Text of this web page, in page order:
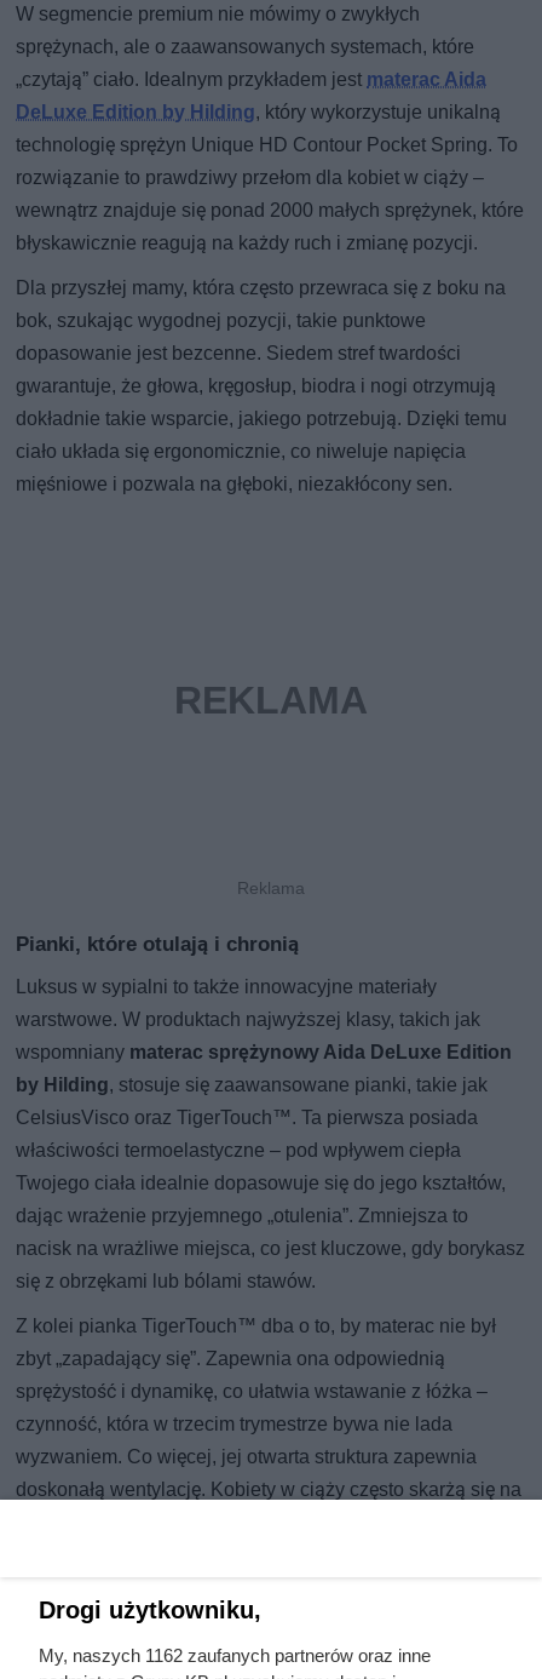
W segmencie premium nie mówimy o zwykłych
sprężynach, ale o zaawansowanych systemach, które
„czytają” ciało. Idealnym przykładem jest materac Aida
DeLuxe Edition by Hilding, który wykorzystuje unikalną
technologię sprężyn Unique HD Contour Pocket Spring. To
rozwiązanie to prawdziwy przełom dla kobiet w ciąży –
wewnątrz znajduje się ponad 2000 małych sprężynek, które
błyskawicznie reagują na każdy ruch i zmianę pozycji.
Dla przyszłej mamy, która często przewraca się z boku na
bok, szukając wygodnej pozycji, takie punktowe
dopasowanie jest bezcenne. Siedem stref twardości
gwarantuje, że głowa, kręgosłup, biodra i nogi otrzymują
dokładnie takie wsparcie, jakiego potrzebują. Dzięki temu
ciało układa się ergonomicznie, co niweluje napięcia
mięśniowe i pozwala na głęboki, niezakłócony sen.
Pianki, które otulają i chronią
Luksus w sypialni to także innowacyjne materiały
warstwowe. W produktach najwyższej klasy, takich jak
wspomniany materac sprężynowy Aida DeLuxe Edition
by Hilding, stosuje się zaawansowane pianki, takie jak
CelsiusVisco oraz TigerTouch™. Ta pierwsza posiada
właściwości termoelastyczne – pod wpływem ciepła
Twojego ciała idealnie dopasowuje się do jego kształtów,
dając wrażenie przyjemnego „otulenia”. Zmniejsza to
nacisk na wrażliwe miejsca, co jest kluczowe, gdy borykasz
się z obrzękami lub bólami stawów.
Z kolei pianka TigerTouch™ dba o to, by materac nie był
zbyt „zapadający się”. Zapewnia ona odpowiednią
sprężystość i dynamikę, co ułatwia wstawanie z łóżka –
czynność, która w trzecim trymestrze bywa nie lada
wyzwaniem. Co więcej, jej otwarta struktura zapewnia
doskonałą wentylację. Kobiety w ciąży często skarżą się na
Inwestycja, która zostaje na lata
Drogi użytkowniku,
My, naszych 1162 zaufanych partnerów oraz inne